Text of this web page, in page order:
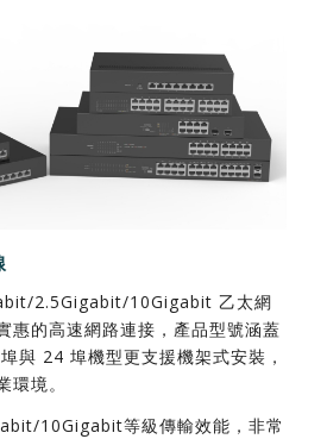
2.5Gigabit/10Gigabit 乙太網
惠的高速網路連接，產品型號涵蓋
與 24 埠機型更支援機架式安裝，
境。
10Gigabit等級傳輸效能，非常